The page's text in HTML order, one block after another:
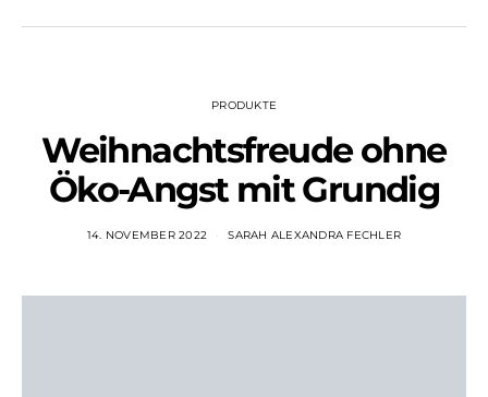
PRODUKTE
Weihnachtsfreude ohne
Öko-Angst mit Grundig
14. NOVEMBER 2022 SARAH ALEXANDRA FECHLER